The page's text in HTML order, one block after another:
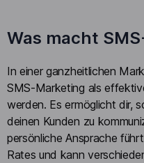
Was macht
In einer ganzheitlichen
SMS-Marketing als
werden. Es ermöglicht dir,
deinen Kunden zu
persönliche Ansprache
Rates und kann